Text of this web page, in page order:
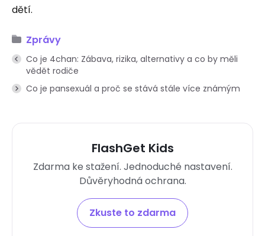
dětí.
Zprávy
Co je 4chan: Zábava, rizika, alternativy a co by měli
vědět rodiče
Co je pansexuál a proč se stává stále více známým
FlashGet Kids
Zdarma ke stažení. Jednoduché nastavení.
Důvěryhodná ochrana.
Zkuste to zdarma